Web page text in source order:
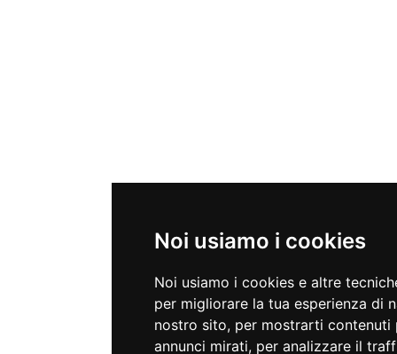
Noi usiamo i cookies
Noi usiamo i cookies e altre
per migliorare la tua esperienza di
nostro sito, per mostrarti contenuti
annunci mirati, per analizzare il